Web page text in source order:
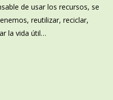
de usar los recursos, se
reutilizar, reciclar,
la vida útil…